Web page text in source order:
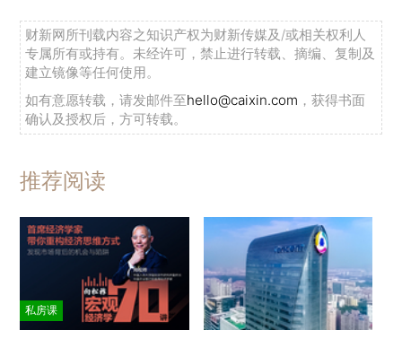
财新网所刊载内容之知识产权为财新传媒及/或相关权利人
专属所有或持有。未经许可，禁止进行转载、摘编、复制及
建立镜像等任何使用。
如有意愿转载，请发邮件至hello@caixin.com ，获得书面
确认及授权后，方可转载。
推荐阅读
私房课